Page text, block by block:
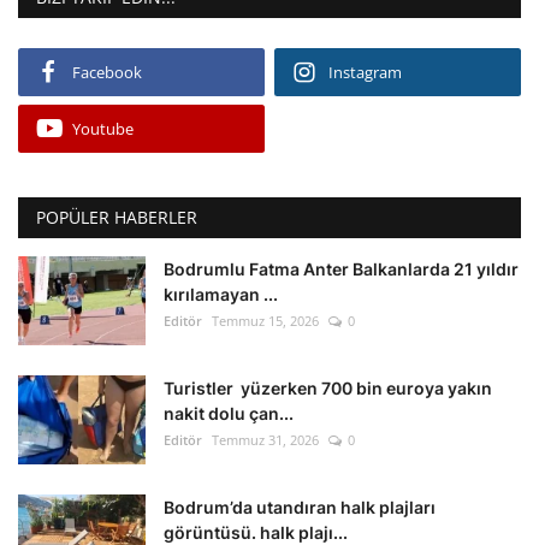
Facebook Instagram
Youtube
POPÜLER HABERLER
Bodrumlu Fatma Anter Balkanlarda 21 yıldır
kırılamayan ...
Editör Temmuz 15, 2026 0
Turistler yüzerken 700 bin euroya yakın
nakit dolu çan...
Editör Temmuz 31, 2026 0
Bodrum’da utandıran halk plajları
görüntüsü. halk plajı...